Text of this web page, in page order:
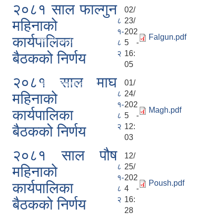
(Proactive Disclosure)
दिनुहुन सम्बन्धी सूचना ।
२०८१ साल फाल्गुन
महिनाको
कार्यपालिका
बैठकको निर्णय
८
१-
८
२
02/
23/
202
5 -
16:
05
Falgun.pdf
२०८१ साल माघ
महिनाको
कार्यपालिका
बैठकको निर्णय
८
१-
८
२
01/
24/
202
5 -
12:
03
Magh.pdf
२०८१ साल पौष
महिनाको
कार्यपालिका
बैठकको निर्णय
८
१-
८
२
12/
25/
202
4 -
16:
28
Poush.pdf